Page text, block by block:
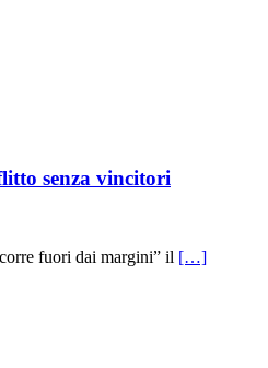
senza vincitori
fuori dai margini” il […]